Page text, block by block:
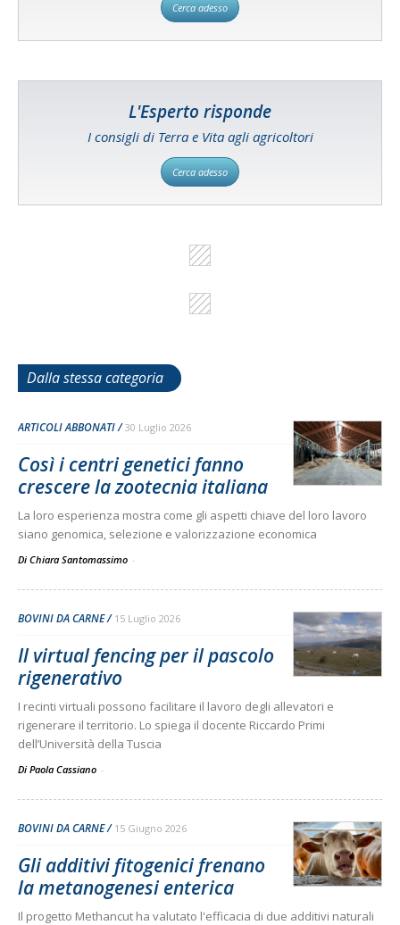
Cerca adesso
L'Esperto risponde
I consigli di Terra e Vita agli agricoltori
Cerca adesso
Dalla stessa categoria
ARTICOLI ABBONATI 30 Luglio 2026
Così i centri genetici fanno
crescere la zootecnia italiana
La loro esperienza mostra come gli aspetti chiave del loro lavoro
siano genomica, selezione e valorizzazione economica
Di Chiara Santomassimo -
BOVINI DA CARNE 15 Luglio 2026
Il virtual fencing per il pascolo
rigenerativo
I recinti virtuali possono facilitare il lavoro degli allevatori e
rigenerare il territorio. Lo spiega il docente Riccardo Primi
dell’Università della Tuscia
Di Paola Cassiano -
BOVINI DA CARNE 15 Giugno 2026
Gli additivi fitogenici frenano
la metanogenesi enterica
Il progetto Methancut ha valutato l'efficacia di due additivi naturali